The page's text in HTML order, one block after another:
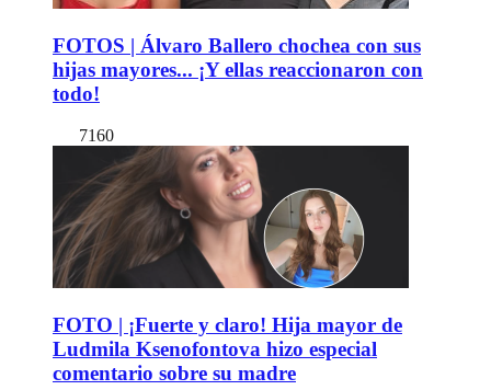
FOTOS | Álvaro Ballero chochea con sus
hijas mayores... ¡Y ellas reaccionaron con
todo!
7160
FOTO | ¡Fuerte y claro! Hija mayor de
Ludmila Ksenofontova hizo especial
comentario sobre su madre